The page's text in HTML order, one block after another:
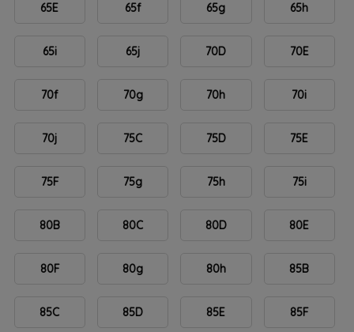
65E 65f 65g 65h
65i 65j 70D 70E
70f 70g 70h 70i
70j 75C 75D 75E
75F 75g 75h 75i
80B 80C 80D 80E
80F 80g 80h 85B
85C 85D 85E 85F